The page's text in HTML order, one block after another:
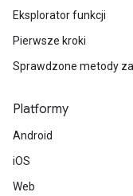
Eksplorator funkcji
Pierwsze kroki
Sprawdzone metody
Platformy
Android
iOS
Web